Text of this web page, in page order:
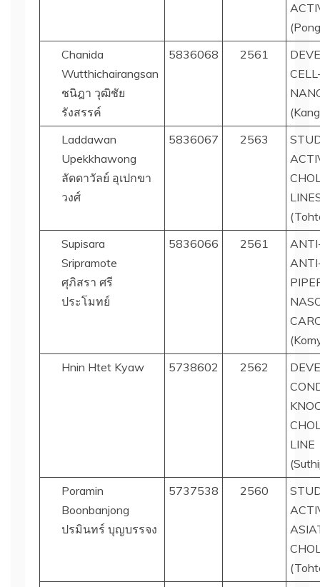
Chanida
Wutthichairangsan
ชนิฎา วุฒิชัย
รังสรรค์
5836068 2561
Laddawan
Upekkhawong
ลัดดาวัลย์ อุเปกขา
วงศ์
5836067 2563
Supisara
Sripramote
ศุภิสรา ศรี
ประโมทย์
5836066 2561
Hnin Htet Kyaw
5738602 2562
LINE
Poramin
Boonbanjong
ปรมินทร์ บุญบรรจง
5737538 2560